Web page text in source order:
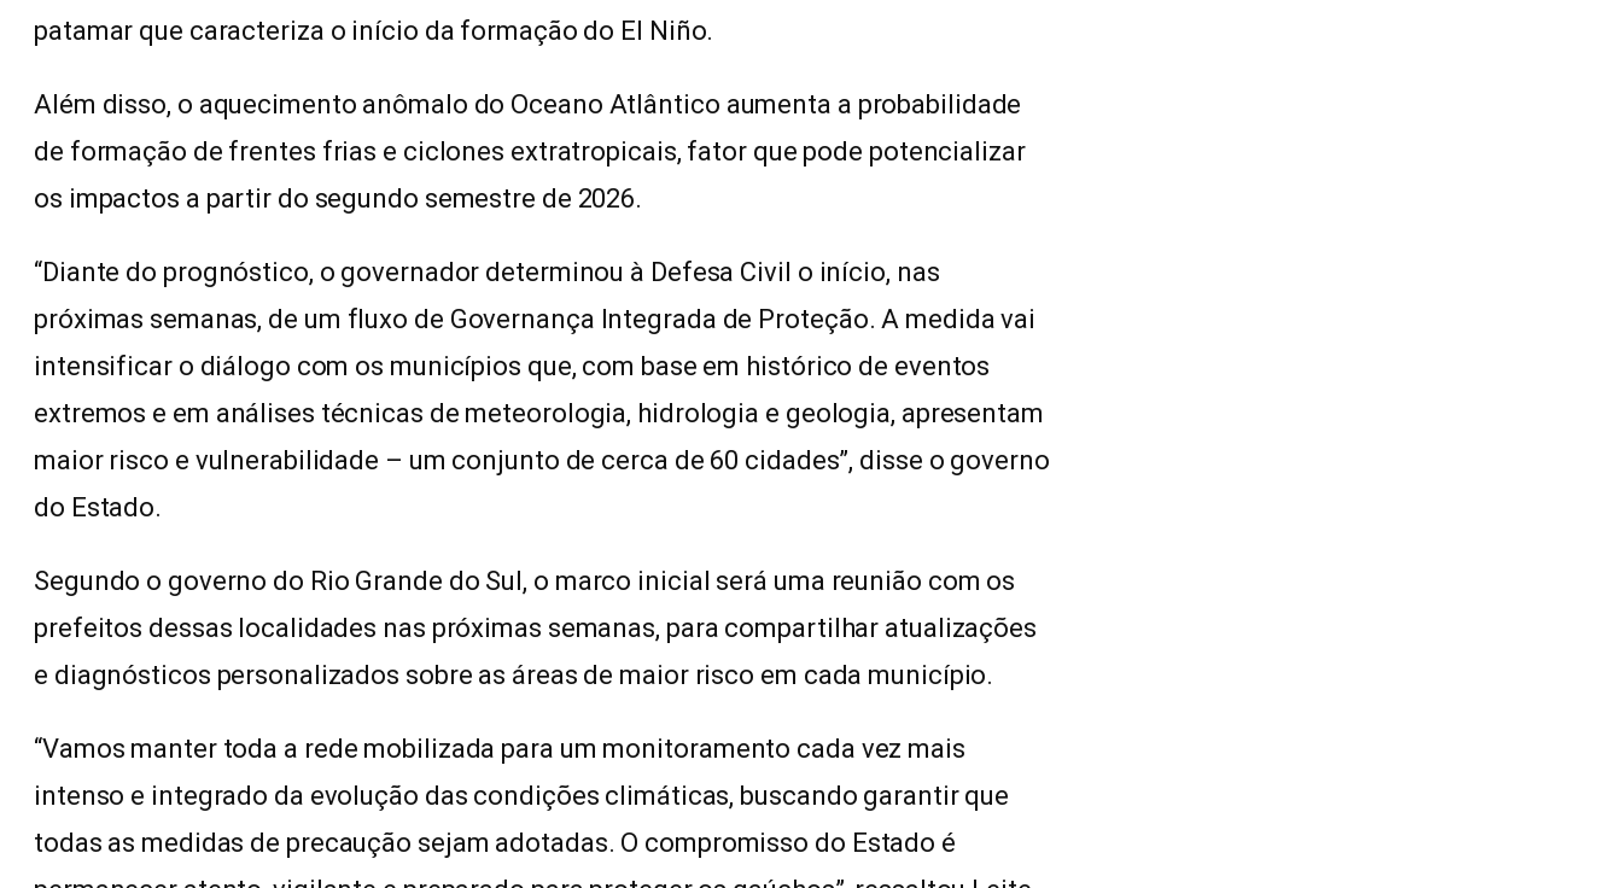
patamar que caracteriza o início da formação do El Niño.
Além disso, o aquecimento anômalo do Oceano Atlântico aumenta a probabilidade
de formação de frentes frias e ciclones extratropicais, fator que pode potencializar
os impactos a partir do segundo semestre de 2026.
“Diante do prognóstico, o governador determinou à Defesa Civil o início, nas
próximas semanas, de um fluxo de Governança Integrada de Proteção. A medida vai
intensificar o diálogo com os municípios que, com base em histórico de eventos
extremos e em análises técnicas de meteorologia, hidrologia e geologia, apresentam
maior risco e vulnerabilidade – um conjunto de cerca de 60 cidades”, disse o governo
do Estado.
Segundo o governo do Rio Grande do Sul, o marco inicial será uma reunião com os
prefeitos dessas localidades nas próximas semanas, para compartilhar atualizações
e diagnósticos personalizados sobre as áreas de maior risco em cada município.
“Vamos manter toda a rede mobilizada para um monitoramento cada vez mais
intenso e integrado da evolução das condições climáticas, buscando garantir que
todas as medidas de precaução sejam adotadas. O compromisso do Estado é